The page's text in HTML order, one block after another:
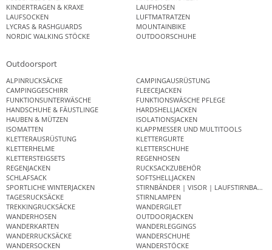
KINDERTRAGEN & KRAXE
LAUFHOSEN
LAUFSOCKEN
LUFTMATRATZEN
LYCRAS & RASHGUARDS
MOUNTAINBIKE
NORDIC WALKING STÖCKE
OUTDOORSCHUHE
Outdoorsport
ALPINRUCKSÄCKE
CAMPINGAUSRÜSTUNG
CAMPINGGESCHIRR
FLEECEJACKEN
FUNKTIONSUNTERWÄSCHE
FUNKTIONSWÄSCHE PFLEGE
HANDSCHUHE & FÄUSTLINGE
HARDSHELLJACKEN
HAUBEN & MÜTZEN
ISOLATIONSJACKEN
ISOMATTEN
KLAPPMESSER UND MULTITOOLS
KLETTERAUSRÜSTUNG
KLETTERGURTE
KLETTERHELME
KLETTERSCHUHE
KLETTERSTEIGSETS
REGENHOSEN
REGENJACKEN
RUCKSACKZUBEHÖR
SCHLAFSACK
SOFTSHELLJACKEN
SPORTLICHE WINTERJACKEN
STIRNBÄNDER | VISOR | LAUFSTIRNBAND
TAGESRUCKSÄCKE
STIRNLAMPEN
TREKKINGRUCKSÄCKE
WANDERGILET
WANDERHOSEN
OUTDOORJACKEN
WANDERKARTEN
WANDERLEGGINGS
WANDERRUCKSÄCKE
WANDERSCHUHE
WANDERSOCKEN
WANDERSTÖCKE